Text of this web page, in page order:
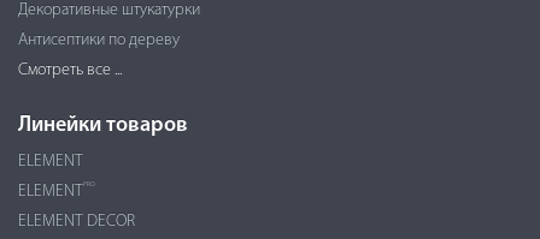
Декоративные штукатурки
Антисептики по дереву
Смотреть все ...
Линейки товаров
ELEMENT
ELEMENT
PRO
ELEMENT DECOR